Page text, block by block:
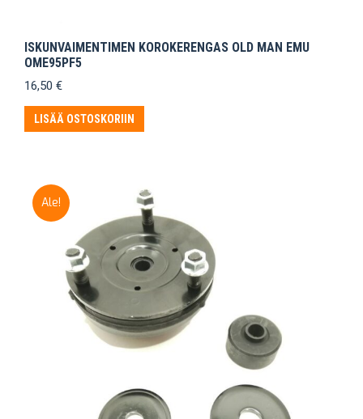
ISKUNVAIMENTIMEN KOROKERENGAS OLD MAN EMU
OME95PF5
16,50 €
LISÄÄ OSTOSKORIIN
Ale!